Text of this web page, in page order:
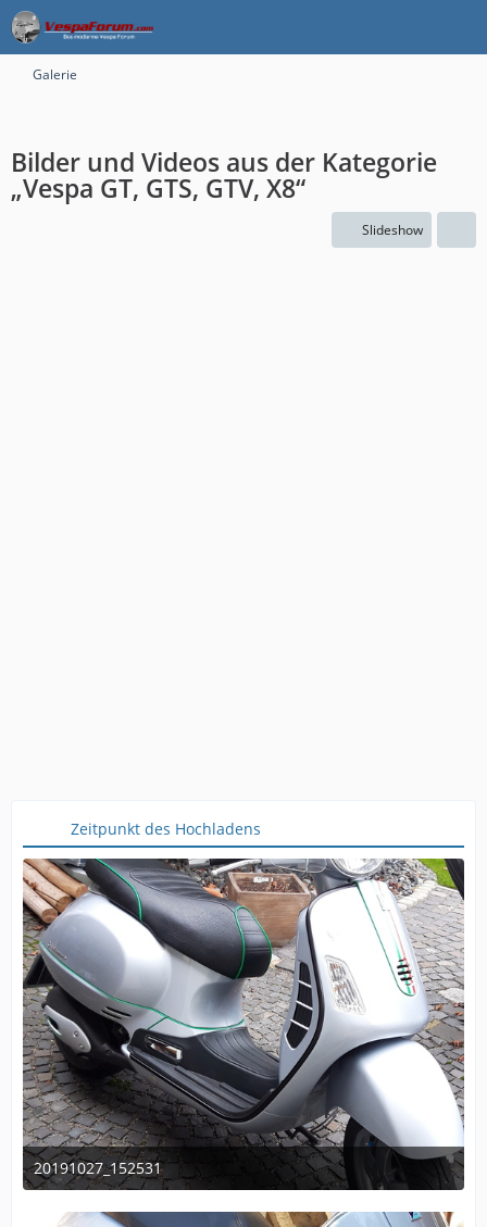
Galerie
Bilder und Videos aus der Kategorie
„Vespa GT, GTS, GTV, X8“
Slideshow
Zeitpunkt des Hochladens
20191027_152531
September 24, 2020 at 09:54